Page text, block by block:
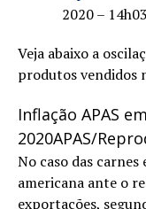
2020 – 14h03
Veja abaixo a
produtos vendidos
Inflação APAS
2020APAS/
No caso das
americana ante o
exportações,